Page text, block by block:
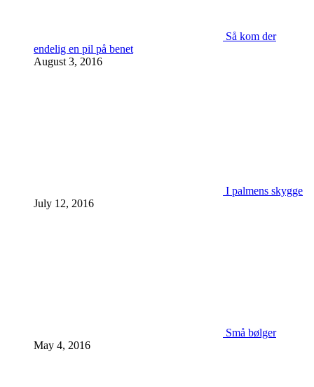
Så kom der
endelig en pil på benet
August 3, 2016
I palmens skygge
July 12, 2016
Små bølger
May 4, 2016